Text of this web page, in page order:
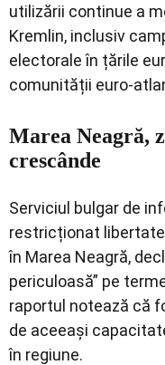
utilizării continue a
Kremlin, inclusiv
electorale în țările
comunității euro-
Marea Neagră,
crescânde
Serviciul bulgar de
restricționat
în Marea Neagră,
periculoasă” pe
raportul notează că
de aceeași
în regiune.